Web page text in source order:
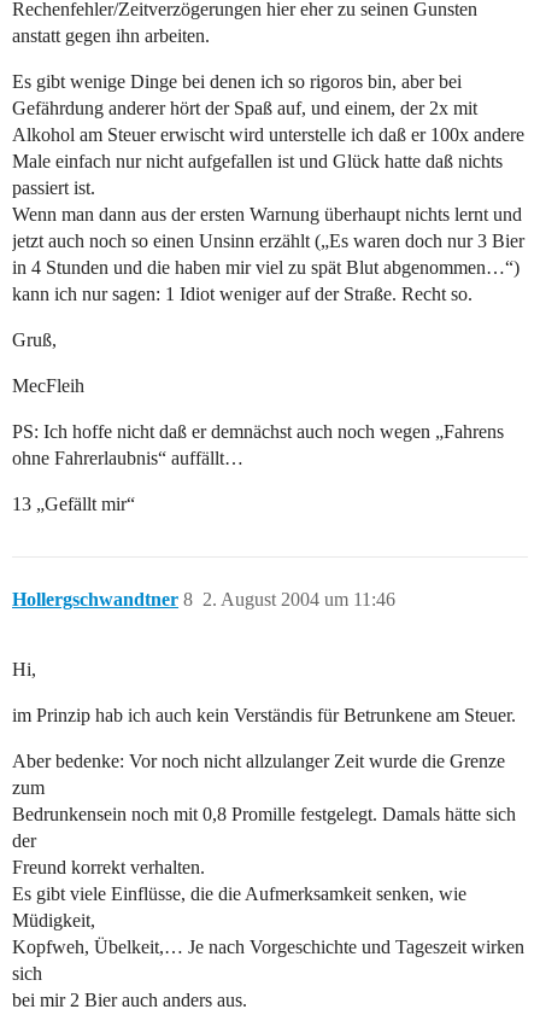
Rechenfehler/Zeitverzögerungen hier eher zu seinen Gunsten
anstatt gegen ihn arbeiten.
Es gibt wenige Dinge bei denen ich so rigoros bin, aber bei
Gefährdung anderer hört der Spaß auf, und einem, der 2x mit
Alkohol am Steuer erwischt wird unterstelle ich daß er 100x andere
Male einfach nur nicht aufgefallen ist und Glück hatte daß nichts
passiert ist.
Wenn man dann aus der ersten Warnung überhaupt nichts lernt und
jetzt auch noch so einen Unsinn erzählt („Es waren doch nur 3 Bier
in 4 Stunden und die haben mir viel zu spät Blut abgenommen…“)
kann ich nur sagen: 1 Idiot weniger auf der Straße. Recht so.
Gruß,
MecFleih
PS: Ich hoffe nicht daß er demnächst auch noch wegen „Fahrens
ohne Fahrerlaubnis“ auffällt…
13 „Gefällt mir“
Hollergschwandtner 2. August 2004 um 11:46
8
Hi,
im Prinzip hab ich auch kein Verständis für Betrunkene am Steuer.
Aber bedenke: Vor noch nicht allzulanger Zeit wurde die Grenze
zum
Bedrunkensein noch mit 0,8 Promille festgelegt. Damals hätte sich
der
Freund korrekt verhalten.
Es gibt viele Einflüsse, die die Aufmerksamkeit senken, wie
Müdigkeit,
Kopfweh, Übelkeit,… Je nach Vorgeschichte und Tageszeit wirken
sich
bei mir 2 Bier auch anders aus.